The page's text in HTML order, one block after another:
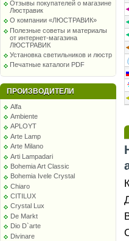
Отзывы покупателей о магазине
Люстравик
О компании «ЛЮСТРАВИК»
Полезные советы и материалы
от интернет-магазина
ЛЮСТРАВИК
Установка светильников и люстр
Печатные каталоги PDF
ПРОИЗВОДИТЕЛИ
Alfa
Ambiente
APLOYT
Arte Lamp
Arte Milano
Arti Lampadari
Bohemia Art Classic
Bohemia Ivele Crystal
Chiaro
CITILUX
Crystal Lux
De Markt
Dio D`arte
Divinare